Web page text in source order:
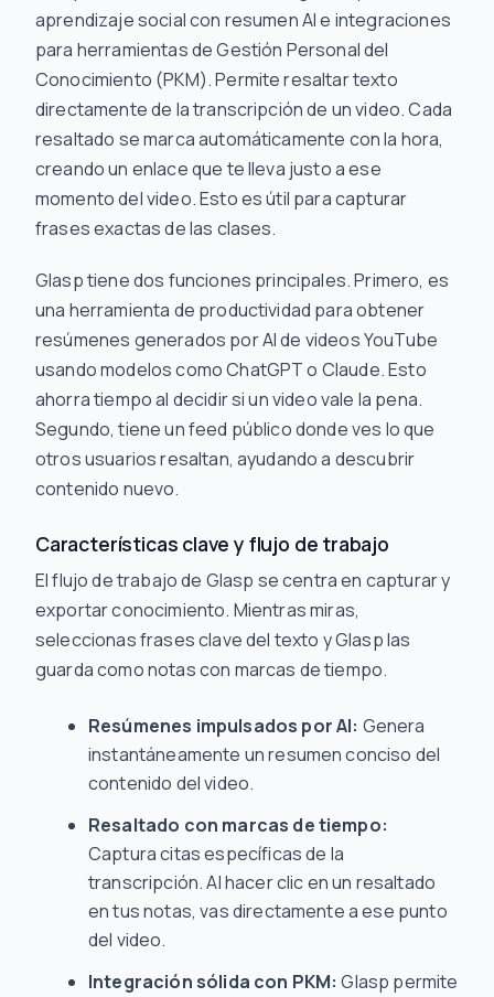
aprendizaje social con resumen AI e integraciones
para herramientas de Gestión Personal del
Conocimiento (PKM). Permite resaltar texto
directamente de la transcripción de un video. Cada
resaltado se marca automáticamente con la hora,
creando un enlace que te lleva justo a ese
momento del video. Esto es útil para capturar
frases exactas de las clases.
Glasp tiene dos funciones principales. Primero, es
una herramienta de productividad para obtener
resúmenes generados por AI de videos YouTube
usando modelos como ChatGPT o Claude. Esto
ahorra tiempo al decidir si un video vale la pena.
Segundo, tiene un feed público donde ves lo que
otros usuarios resaltan, ayudando a descubrir
contenido nuevo.
Características clave y flujo de trabajo
El flujo de trabajo de Glasp se centra en capturar y
exportar conocimiento. Mientras miras,
seleccionas frases clave del texto y Glasp las
guarda como notas con marcas de tiempo.
Resúmenes impulsados por AI: Genera
instantáneamente un resumen conciso del
contenido del video.
Resaltado con marcas de tiempo:
Captura citas específicas de la
transcripción. Al hacer clic en un resaltado
en tus notas, vas directamente a ese punto
del video.
Integración sólida con PKM: Glasp permite